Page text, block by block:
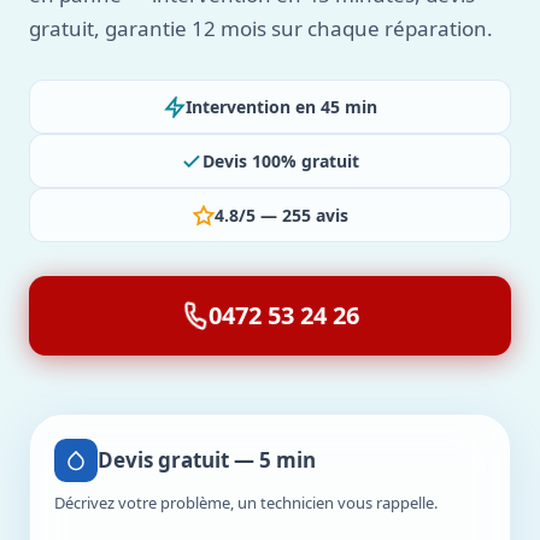
gratuit, garantie 12 mois sur chaque réparation.
Intervention en 45 min
Devis 100% gratuit
4.8/5 — 255 avis
0472 53 24 26
Devis gratuit — 5 min
Décrivez votre problème, un technicien vous rappelle.